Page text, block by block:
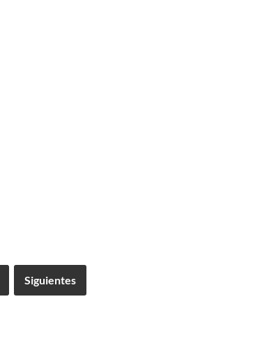
Siguientes